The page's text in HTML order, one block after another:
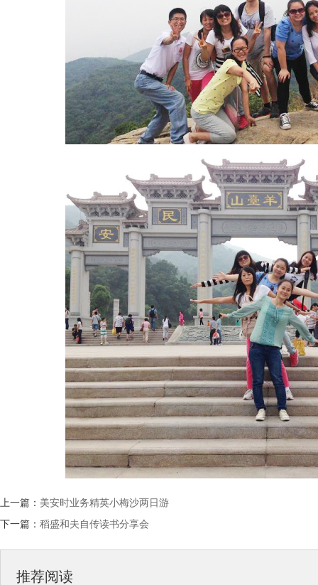
上一篇： 美安时业务精英小梅沙两日游
下一篇： 稻盛和夫自传读书分享会
推荐阅读